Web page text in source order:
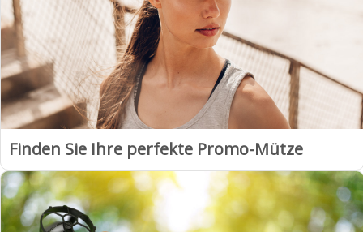
Finden Sie Ihre perfekte Promo-Mütze